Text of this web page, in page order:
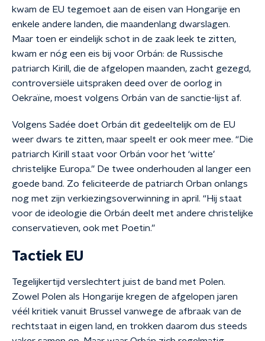
kwam de EU tegemoet aan de eisen van Hongarije en
enkele andere landen, die maandenlang dwarslagen.
Maar toen er eindelijk schot in de zaak leek te zitten,
kwam er nóg een eis bij voor Orbán: de Russische
patriarch Kirill, die de afgelopen maanden, zacht gezegd,
controversiële uitspraken deed over de oorlog in
Oekraïne, moest volgens Orbán van de sanctie-lijst af.
Volgens Sadée doet Orbán dit gedeeltelijk om de EU
weer dwars te zitten, maar speelt er ook meer mee. “Die
patriarch Kirill staat voor Orbán voor het ‘witte’
christelijke Europa.” De twee onderhouden al langer een
goede band. Zo feliciteerde de patriarch Orban onlangs
nog met zijn verkiezingsoverwinning in april. “Hij staat
voor de ideologie die Orbán deelt met andere christelijke
conservatieven, ook met Poetin.”
Tactiek EU
Tegelijkertijd verslechtert juist de band met Polen.
Zowel Polen als Hongarije kregen de afgelopen jaren
véél kritiek vanuit Brussel vanwege de afbraak van de
rechtstaat in eigen land, en trokken daarom dus steeds